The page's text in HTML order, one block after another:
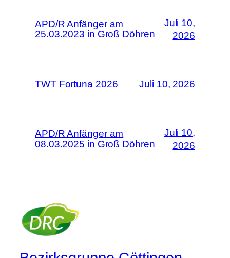
APD/R Anfänger am
25.03.2023 in Groß Döhren
Juli 10,
2026
TWT Fortuna 2026 Juli 10, 2026
APD/R Anfänger am
08.03.2025 in Groß Döhren
Juli 10,
2026